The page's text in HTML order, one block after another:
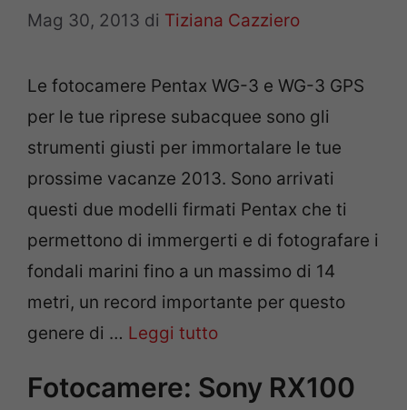
Mag 30, 2013 di Tiziana Cazziero
Le fotocamere Pentax WG-3 e WG-3 GPS
per le tue riprese subacquee sono gli
strumenti giusti per immortalare le tue
prossime vacanze 2013. Sono arrivati
questi due modelli firmati Pentax che ti
permettono di immergerti e di fotografare i
fondali marini fino a un massimo di 14
metri, un record importante per questo
genere di … Leggi tutto
Fotocamere: Sony RX100